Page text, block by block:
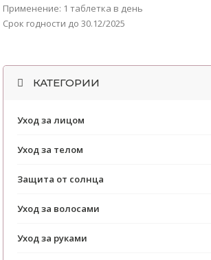
Применение: 1 таблетка в день
Срок годности до 30.12/2025
КАТЕГОРИИ
Уход за лицом
Уход за телом
Защита от солнца
Уход за волосами
Уход за руками